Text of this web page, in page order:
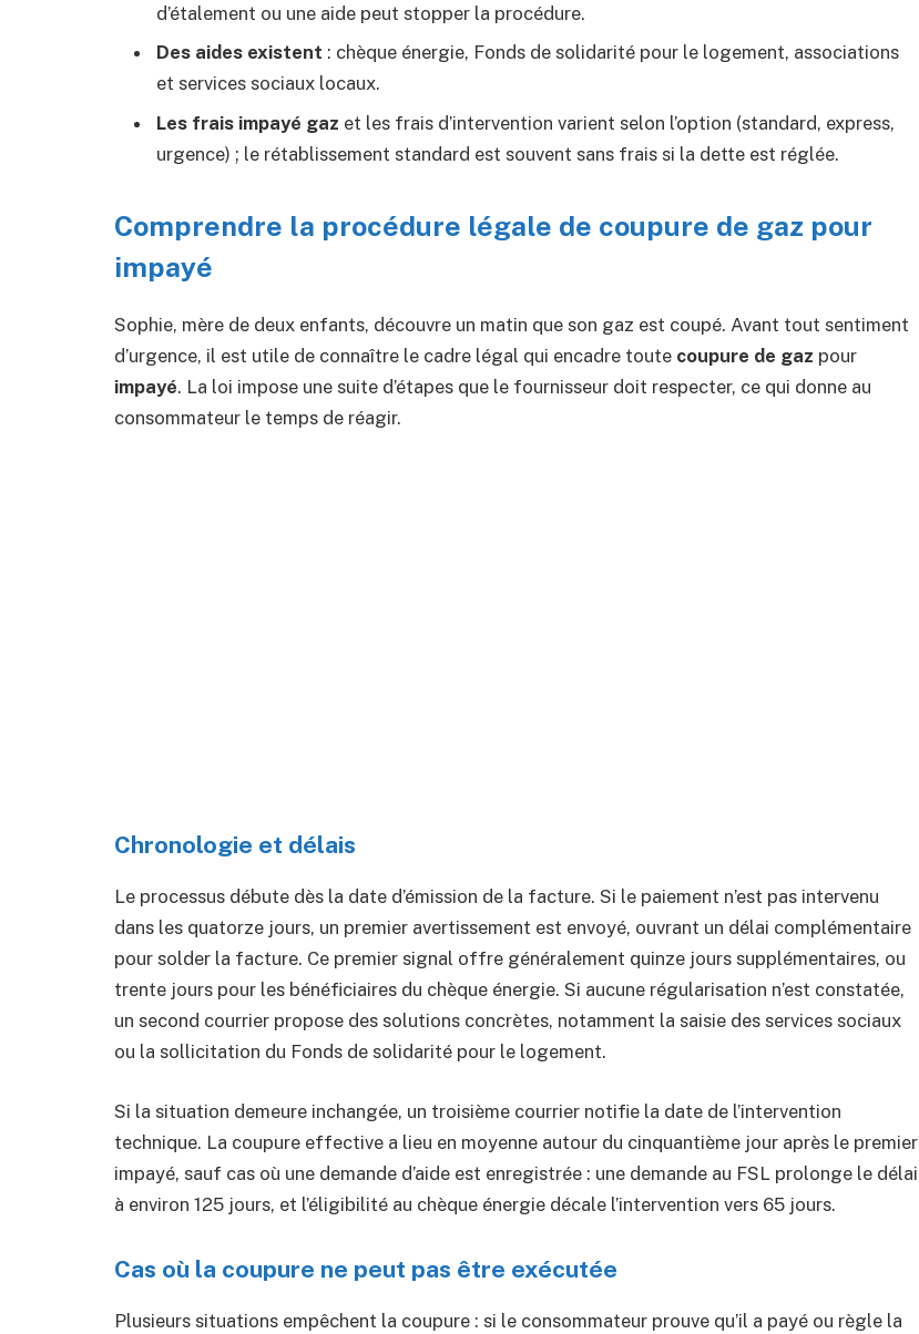
d’étalement ou une aide peut stopper la procédure.
Des aides existent : chèque énergie, Fonds de solidarité pour le logement, associations
et services sociaux locaux.
Les frais impayé gaz et les frais d’intervention varient selon l’option (standard, express,
urgence) ; le rétablissement standard est souvent sans frais si la dette est réglée.
Comprendre la procédure légale de coupure de gaz pour
impayé
Sophie, mère de deux enfants, découvre un matin que son gaz est coupé. Avant tout sentiment
d’urgence, il est utile de connaître le cadre légal qui encadre toute coupure de gaz pour
impayé. La loi impose une suite d’étapes que le fournisseur doit respecter, ce qui donne au
consommateur le temps de réagir.
Chronologie et délais
Le processus débute dès la date d’émission de la facture. Si le paiement n’est pas intervenu
dans les quatorze jours, un premier avertissement est envoyé, ouvrant un délai complémentaire
pour solder la facture. Ce premier signal offre généralement quinze jours supplémentaires, ou
trente jours pour les bénéficiaires du chèque énergie. Si aucune régularisation n’est constatée,
un second courrier propose des solutions concrètes, notamment la saisie des services sociaux
ou la sollicitation du Fonds de solidarité pour le logement.
Si la situation demeure inchangée, un troisième courrier notifie la date de l’intervention
technique. La coupure effective a lieu en moyenne autour du cinquantième jour après le premier
impayé, sauf cas où une demande d’aide est enregistrée : une demande au FSL prolonge le délai
à environ 125 jours, et l’éligibilité au chèque énergie décale l’intervention vers 65 jours.
Cas où la coupure ne peut pas être exécutée
Plusieurs situations empêchent la coupure : si le consommateur prouve qu’il a payé ou règle la